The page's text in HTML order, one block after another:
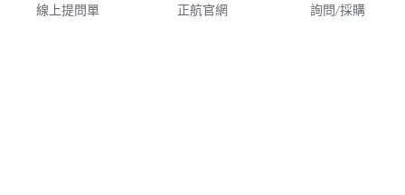
線上提問單 正航官網 詢問/採購